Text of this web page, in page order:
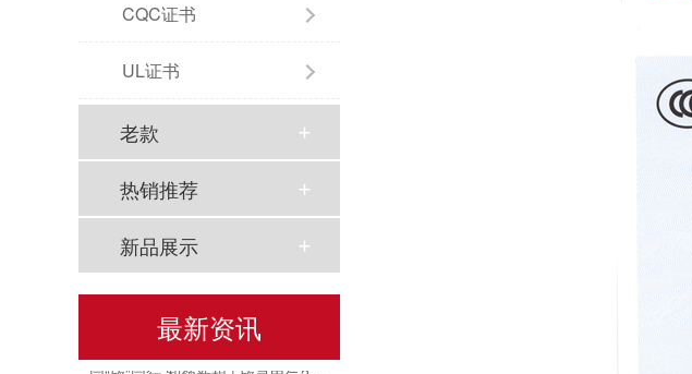
CQC证书
UL证书
老款
热销推荐
新品展示
最新资讯
同“欣”同行 智领新程 | 欣灵电气2025年度表彰总结大会暨新年酒会成功举办！